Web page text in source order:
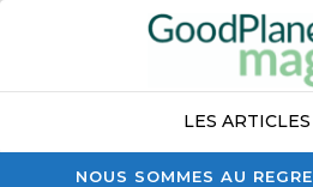
NOUS SOMMES AU
LES